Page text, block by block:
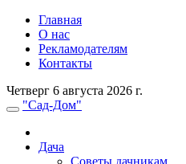
Главная
О нас
Рекламодателям
Контакты
Четверг 6 августа 2026 г.
"Сад-Дом"
Дача
Советы дачникам